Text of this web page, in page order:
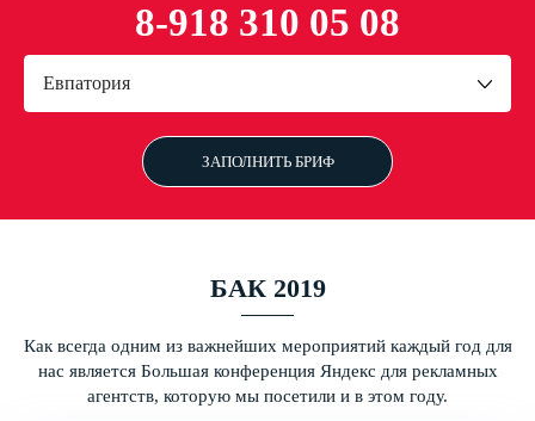
8-918 310 05 08
Евпатория
ЗАПОЛНИТЬ БРИФ
БАК 2019
Как всегда одним из важнейших мероприятий каждый год для
нас является Большая конференция Яндекс для рекламных
агентств, которую мы посетили и в этом году.